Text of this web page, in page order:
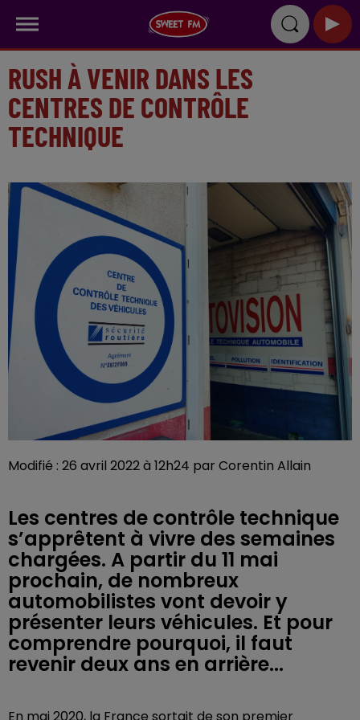
RUSH À VENIR DANS LES
CENTRES DE CONTRÔLE
TECHNIQUE
Modifié : 26 avril 2022 à 12h24 par Corentin Allain
Les centres de contrôle technique
s’apprêtent à vivre des semaines
chargées. A partir du 11 mai
prochain, de nombreux
automobilistes vont devoir y
présenter leurs véhicules. Et pour
comprendre pourquoi, il faut
revenir deux ans en arrière...